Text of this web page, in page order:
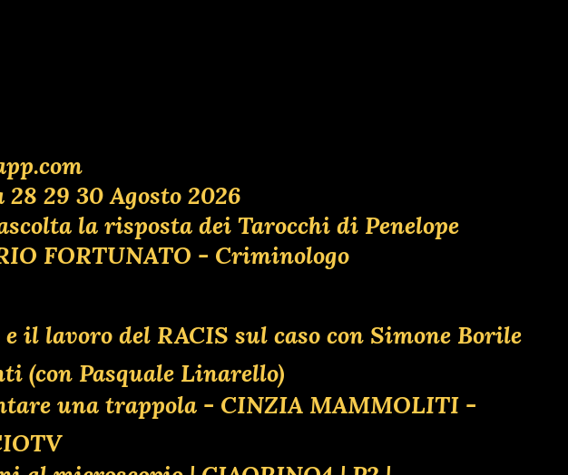
28 29 30 Agosto 2026
la risposta dei Tarocchi di Penelope
FORTUNATO - Criminologo
il lavoro del RACIS sul caso con Simone Borile
(con Pasquale Linarello)
una trappola - CINZIA MAMMOLITI -